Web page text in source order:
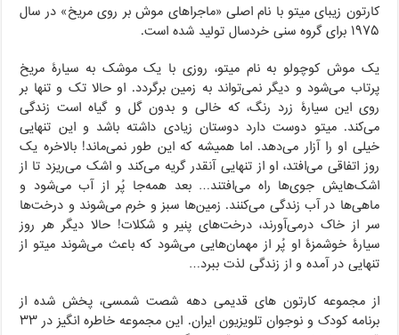
کارتون زیبای میتو با نام اصلی «ماجراهای موش بر روی مریخ» در سال
۱۹۷۵ برای گروه سنی خردسال تولید شده است.
یک موش کوچولو به نام میتو، روزی با یک موشک به سیارۀ مریخ
پرتاب می‌شود و دیگر نمی‌تواند به زمین برگردد. او حالا تک و تنها بر
روی این سیارۀ زرد رنگ، که خالی و بدون گل و گیاه است زندگی
می‌کند. میتو دوست دارد دوستان زیادی داشته باشد و این تنهایی
خیلی او را آزار می‌دهد. اما همیشه که این طور نمی‌ماند! بالاخره یک
روز اتفاقی می‌افتد، او از تنهایی آنقدر گریه می‌کند و اشک می‌ریزد تا از
اشک‌هایش جوی‌ها راه می‌افتند… بعد همه‌جا پُر از آب می‌شود و
ماهی‌ها در آب زندگی می‌کنند. زمین‌ها سبز و خرم می‌شوند و درخت‌ها
سر از خاک درمی‌آورند، درخت‌های پنیر و شکلات! حالا دیگر هر روز
سیارۀ خوشمزۀ او پُر از مهمان‌هایی می‌شود که باعث می‌شوند میتو از
تنهایی در آمده و از زندگی لذت ببرد…
از مجموعه کارتون های قدیمی دهه شصت شمسی، پخش شده از
برنامه کودک و نوجوان تلویزیون ایران. این مجموعه خاطره انگیز در ۳۳